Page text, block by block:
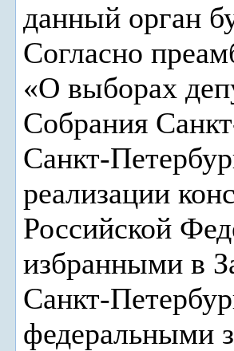
данный орган
Согласно
«О выборах
Собрания
Санкт-
реализации
Российской
избранными в
Санкт-
федеральными